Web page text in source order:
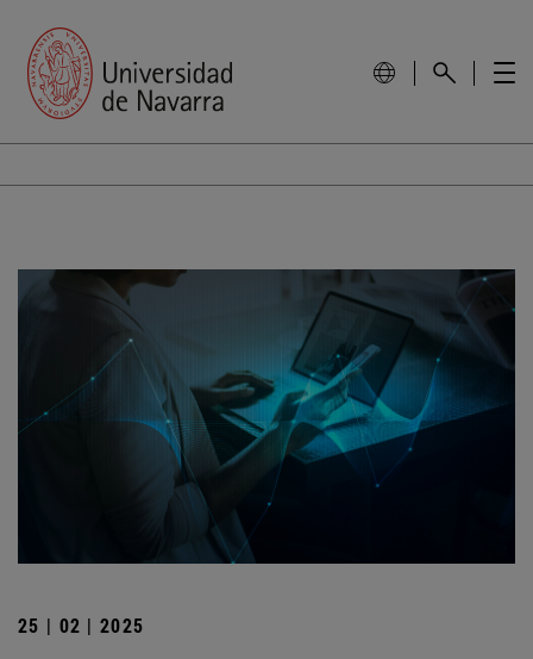
25 | 02 | 2025